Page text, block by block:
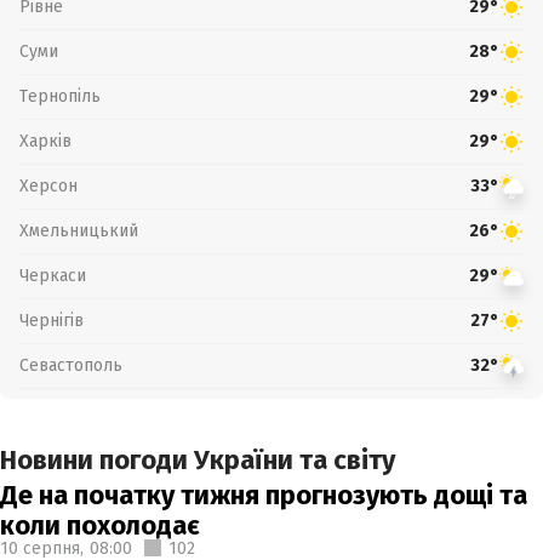
Рівне 29°
Суми 28°
Тернопіль 29°
Харків 29°
Херсон 33°
Хмельницький 26°
Черкаси 29°
Чернігів 27°
Севастополь 32°
Новини погоди України та світу
Де на початку тижня прогнозують дощі та
коли похолодає
10 серпня, 08:00 102